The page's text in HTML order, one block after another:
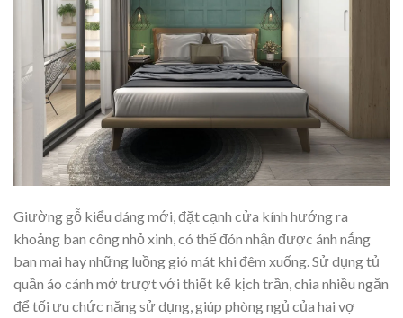
Giường gỗ kiểu dáng mới, đặt cạnh cửa kính hướng ra
khoảng ban công nhỏ xinh, có thể đón nhận được ánh nắng
ban mai hay những luồng gió mát khi đêm xuống. Sử dụng tủ
quần áo cánh mở trượt với thiết kế kịch trần, chia nhiều ngăn
để tối ưu chức năng sử dụng, giúp phòng ngủ của hai vợ